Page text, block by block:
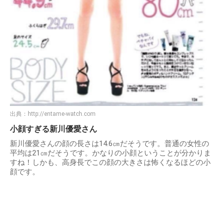
出典： http://entame-watch.com
小顔すぎる新川優愛さん
新川優愛さんの顔の長さは14.6㎝だそうです。普通の女性の
平均は21㎝だそうです。かなりの小顔ということが分かりま
すね！しかも、高身長でこの顔の大きさは怖くなるほどの小
顔です。